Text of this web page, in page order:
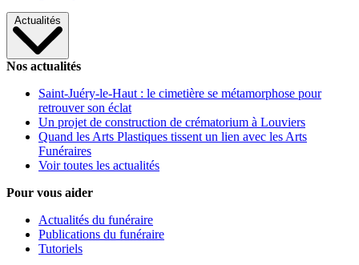
Actualités
Nos actualités
Saint-Juéry-le-Haut : le cimetière se métamorphose pour
retrouver son éclat
Un projet de construction de crématorium à Louviers
Quand les Arts Plastiques tissent un lien avec les Arts
Funéraires
Voir toutes les actualités
Pour vous aider
Actualités du funéraire
Publications du funéraire
Tutoriels